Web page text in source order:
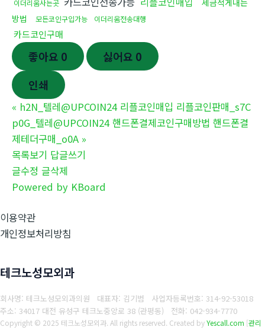
이더리움사는곳
세금적게내는
방법
모든코인구입가능 이더리움전송대행
카드코인구매
좋아요 0 싫어요 0
인쇄
« h2N_텔레@UPCOIN24 리플코인매입 리플코인판매_s7C
p0G_텔레@UPCOIN24 핸드폰결제코인구매방법 핸드폰결
제테더구매_o0A »
목록보기 답글쓰기
글수정 글삭제
Powered by KBoard
이용약관
개인정보처리방침
테크노성모외과
회사명: 테크노성모외과의원 대표자: 김기범 사업자등록번호: 314-92-53018
주소: 34017 대전 유성구 테크노중앙로 38 (관평동) 전화: 042-934-7770
Copyright © 2025 테크노성모외과. All rights reserved. Created byYescall.com [관리